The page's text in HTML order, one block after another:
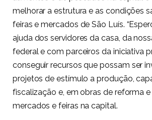
melhorar a estrutura e as condições
feiras e mercados de São Luís.
ajuda dos servidores da casa, da
federal e com parceiros da iniciativa
conseguir recursos que possam ser
projetos de estímulo a produção,
fiscalização e, em obras de reforma
mercados e feiras na capital.